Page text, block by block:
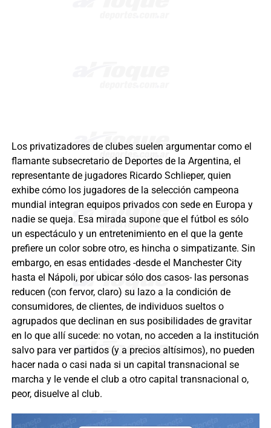
Los privatizadores de clubes suelen argumentar como el
flamante subsecretario de Deportes de la Argentina, el
representante de jugadores Ricardo Schlieper, quien
exhibe cómo los jugadores de la selección campeona
mundial integran equipos privados con sede en Europa y
nadie se queja. Esa mirada supone que el fútbol es sólo
un espectáculo y un entretenimiento en el que la gente
prefiere un color sobre otro, es hincha o simpatizante. Sin
embargo, en esas entidades -desde el Manchester City
hasta el Nápoli, por ubicar sólo dos casos- las personas
reducen (con fervor, claro) su lazo a la condición de
consumidores, de clientes, de individuos sueltos o
agrupados que declinan en sus posibilidades de gravitar
en lo que allí sucede: no votan, no acceden a la institución
salvo para ver partidos (y a precios altísimos), no pueden
hacer nada o casi nada si un capital transnacional se
marcha y le vende el club a otro capital transnacional o,
peor, disuelve al club.